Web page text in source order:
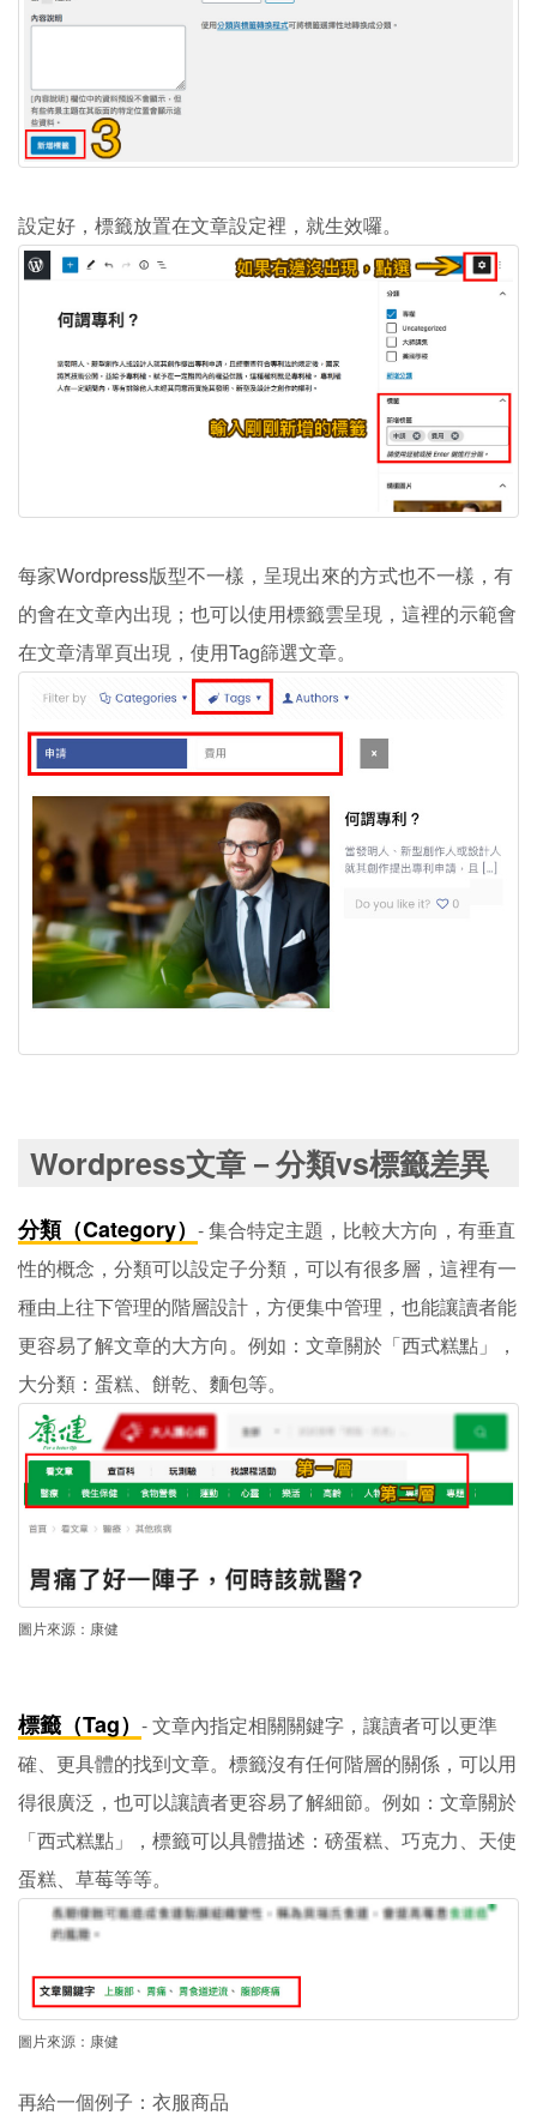
設定好，標籤放置在文章設定裡，就生效囉。
每家Wordpress版型不一樣，呈現出來的方式也不一樣，有
的會在文章內出現；也可以使用標籤雲呈現，這裡的示範會
在文章清單頁出現，使用Tag篩選文章。
Wordpress文章－分類vs標籤差異
分類（Category） - 集合特定主題，比較大方向，有垂直
性的概念，分類可以設定子分類，可以有很多層，這裡有一
種由上往下管理的階層設計，方便集中管理，也能讓讀者能
更容易了解文章的大方向。例如：文章關於「西式糕點」，
大分類：蛋糕、餅乾、麵包等。
圖片來源：康健
標籤（Tag） - 文章內指定相關關鍵字，讓讀者可以更準
確、更具體的找到文章。標籤沒有任何階層的關係，可以用
得很廣泛，也可以讓讀者更容易了解細節。例如：文章關於
「西式糕點」，標籤可以具體描述：磅蛋糕、巧克力、天使
蛋糕、草莓等等。
圖片來源：康健
再給一個例子：衣服商品